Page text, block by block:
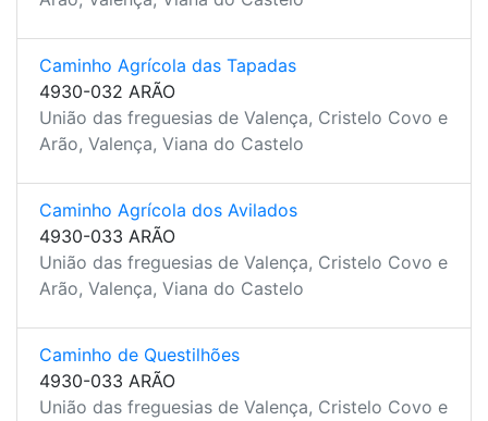
Caminho Agrícola das Tapadas
4930-032 ARÃO
União das freguesias de Valença, Cristelo Covo e
Arão, Valença, Viana do Castelo
Caminho Agrícola dos Avilados
4930-033 ARÃO
União das freguesias de Valença, Cristelo Covo e
Arão, Valença, Viana do Castelo
Caminho de Questilhões
4930-033 ARÃO
União das freguesias de Valença, Cristelo Covo e